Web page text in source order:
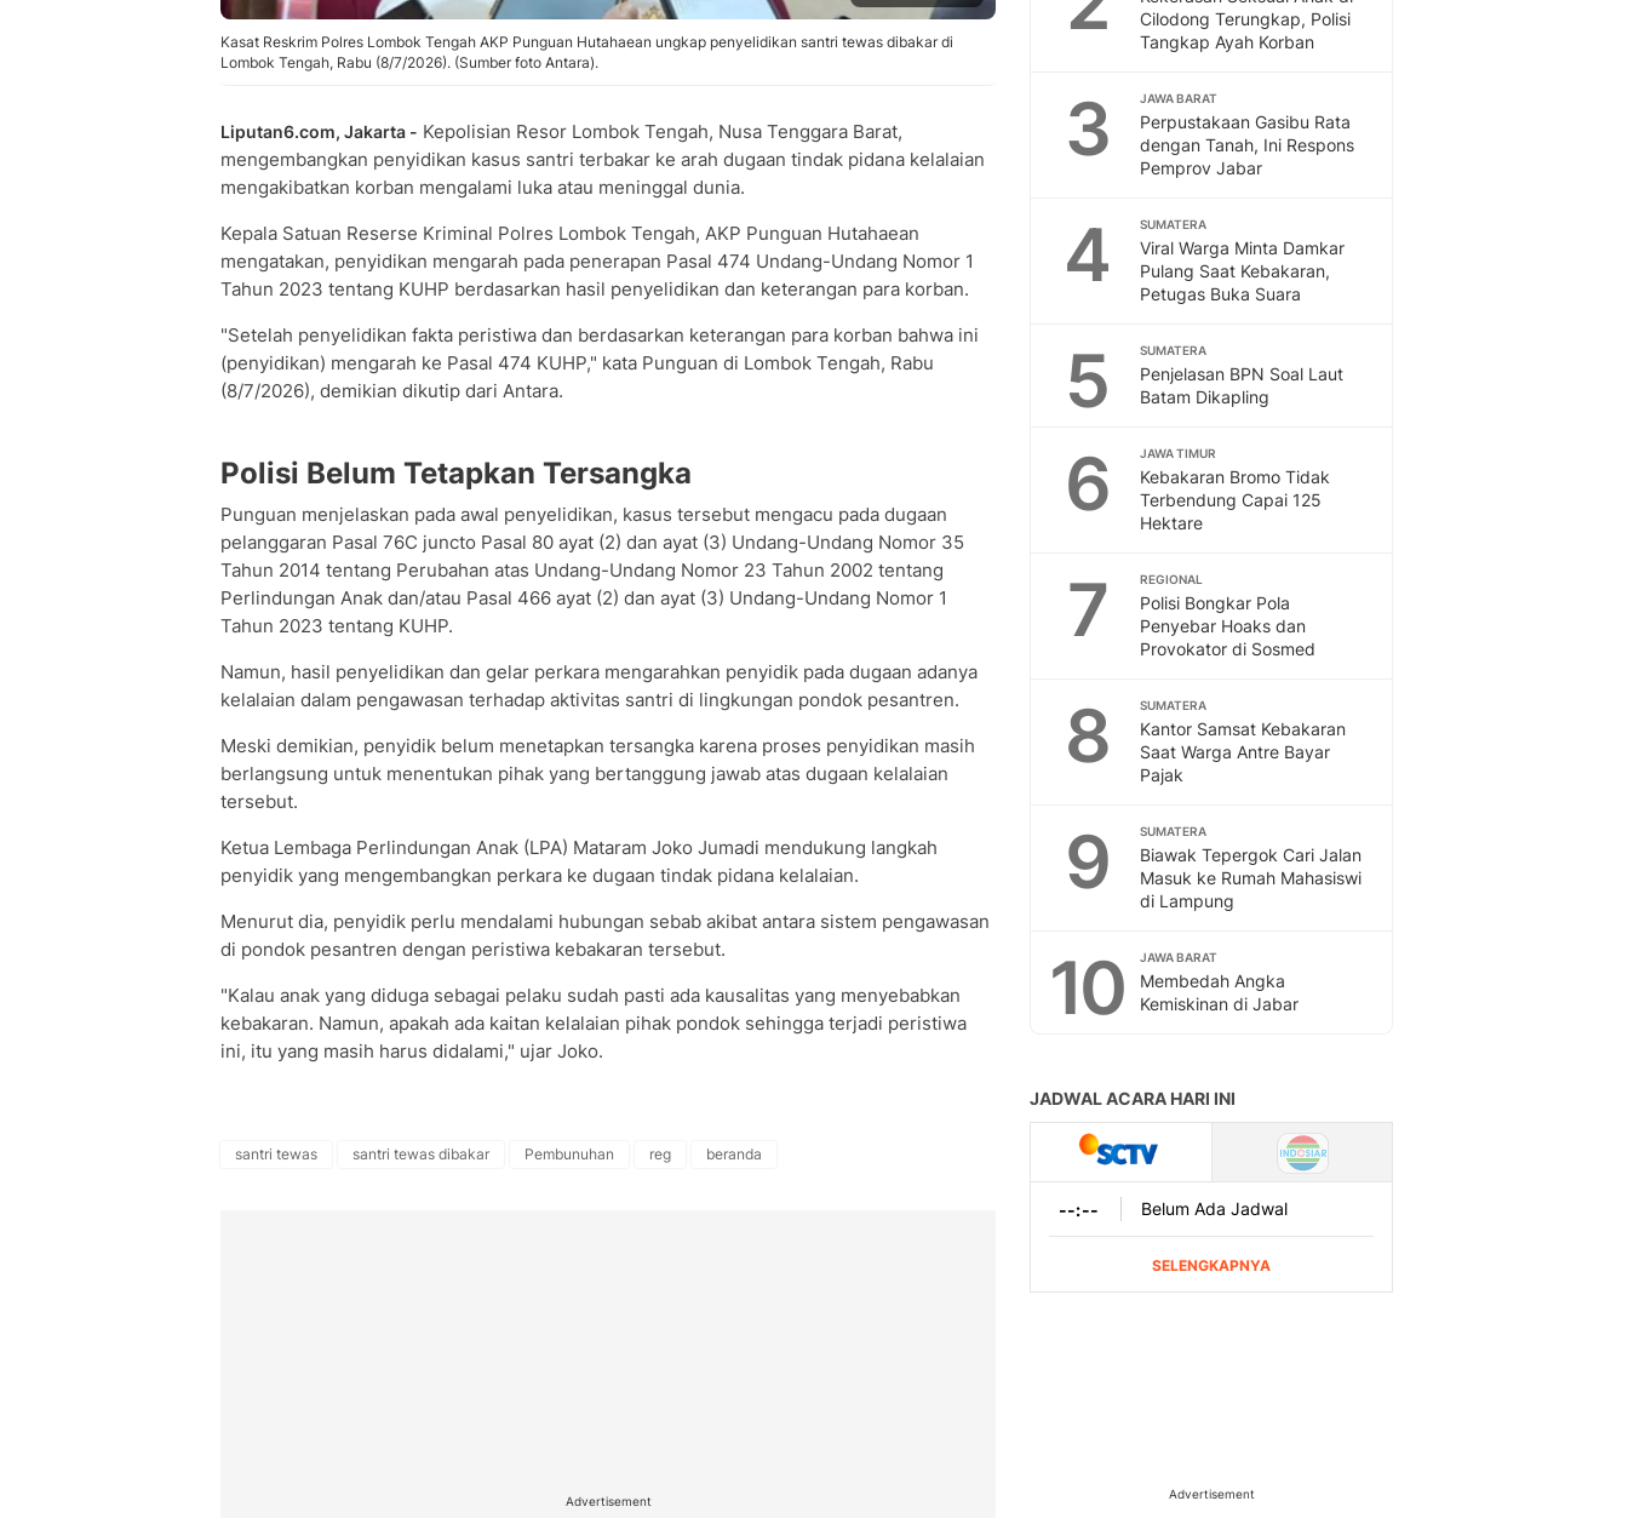
Kasat Reskrim Polres Lombok Tengah AKP Punguan Hutahaean ungkap penyelidikan santri tewas dibakar di
Lombok Tengah, Rabu (8/7/2026). (Sumber foto Antara).
Liputan6.com, Jakarta - Kepolisian Resor Lombok Tengah, Nusa Tenggara Barat,
mengembangkan penyidikan kasus santri terbakar ke arah dugaan tindak pidana kelalaian
mengakibatkan korban mengalami luka atau meninggal dunia.
Kepala Satuan Reserse Kriminal Polres Lombok Tengah, AKP Punguan Hutahaean
mengatakan, penyidikan mengarah pada penerapan Pasal 474 Undang-Undang Nomor 1
Tahun 2023 tentang KUHP berdasarkan hasil penyelidikan dan keterangan para korban.
"Setelah penyelidikan fakta peristiwa dan berdasarkan keterangan para korban bahwa ini
(penyidikan) mengarah ke Pasal 474 KUHP," kata Punguan di Lombok Tengah, Rabu
(8/7/2026), demikian dikutip dari Antara.
Polisi Belum Tetapkan Tersangka
Punguan menjelaskan pada awal penyelidikan, kasus tersebut mengacu pada dugaan
pelanggaran Pasal 76C juncto Pasal 80 ayat (2) dan ayat (3) Undang-Undang Nomor 35
Tahun 2014 tentang Perubahan atas Undang-Undang Nomor 23 Tahun 2002 tentang
Perlindungan Anak dan/atau Pasal 466 ayat (2) dan ayat (3) Undang-Undang Nomor 1
Tahun 2023 tentang KUHP.
Namun, hasil penyelidikan dan gelar perkara mengarahkan penyidik pada dugaan adanya
kelalaian dalam pengawasan terhadap aktivitas santri di lingkungan pondok pesantren.
Meski demikian, penyidik belum menetapkan tersangka karena proses penyidikan masih
berlangsung untuk menentukan pihak yang bertanggung jawab atas dugaan kelalaian
tersebut.
Ketua Lembaga Perlindungan Anak (LPA) Mataram Joko Jumadi mendukung langkah
penyidik yang mengembangkan perkara ke dugaan tindak pidana kelalaian.
Menurut dia, penyidik perlu mendalami hubungan sebab akibat antara sistem pengawasan
di pondok pesantren dengan peristiwa kebakaran tersebut.
"Kalau anak yang diduga sebagai pelaku sudah pasti ada kausalitas yang menyebabkan
kebakaran. Namun, apakah ada kaitan kelalaian pihak pondok sehingga terjadi peristiwa
ini, itu yang masih harus didalami," ujar Joko.
santri tewas santri tewas dibakar Pembunuhan reg beranda
Advertisement
Cilodong Terungkap, Polisi
Tangkap Ayah Korban
3 JAWA BARAT
Perpustakaan Gasibu Rata
dengan Tanah, Ini Respons
Pemprov Jabar
4 SUMATERA
Viral Warga Minta Damkar
Pulang Saat Kebakaran,
Petugas Buka Suara
5 SUMATERA
Penjelasan BPN Soal Laut
Batam Dikapling
6 JAWA TIMUR
Kebakaran Bromo Tidak
Terbendung Capai 125
Hektare
7 REGIONAL
Polisi Bongkar Pola
Penyebar Hoaks dan
Provokator di Sosmed
8 SUMATERA
Kantor Samsat Kebakaran
Saat Warga Antre Bayar
Pajak
9 SUMATERA
Biawak Tepergok Cari Jalan
Masuk ke Rumah Mahasiswi
di Lampung
10 JAWA BARAT
Membedah Angka
Kemiskinan di Jabar
Advertisement